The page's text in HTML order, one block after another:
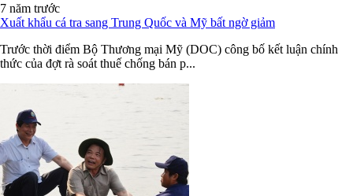
7 năm trước
Xuất khẩu cá tra sang Trung Quốc và Mỹ bất ngờ giảm
Trước thời điểm Bộ Thương mại Mỹ (DOC) công bố kết luận chính
thức của đợt rà soát thuế chống bán p...